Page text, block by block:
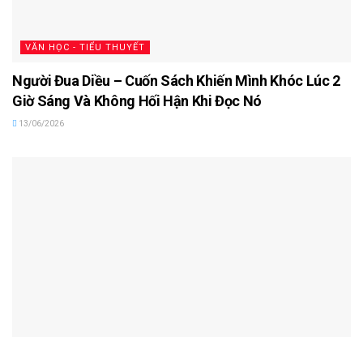
VĂN HỌC - TIỂU THUYẾT
Người Đua Diều – Cuốn Sách Khiến Mình Khóc Lúc 2
Giờ Sáng Và Không Hối Hận Khi Đọc Nó
13/06/2026